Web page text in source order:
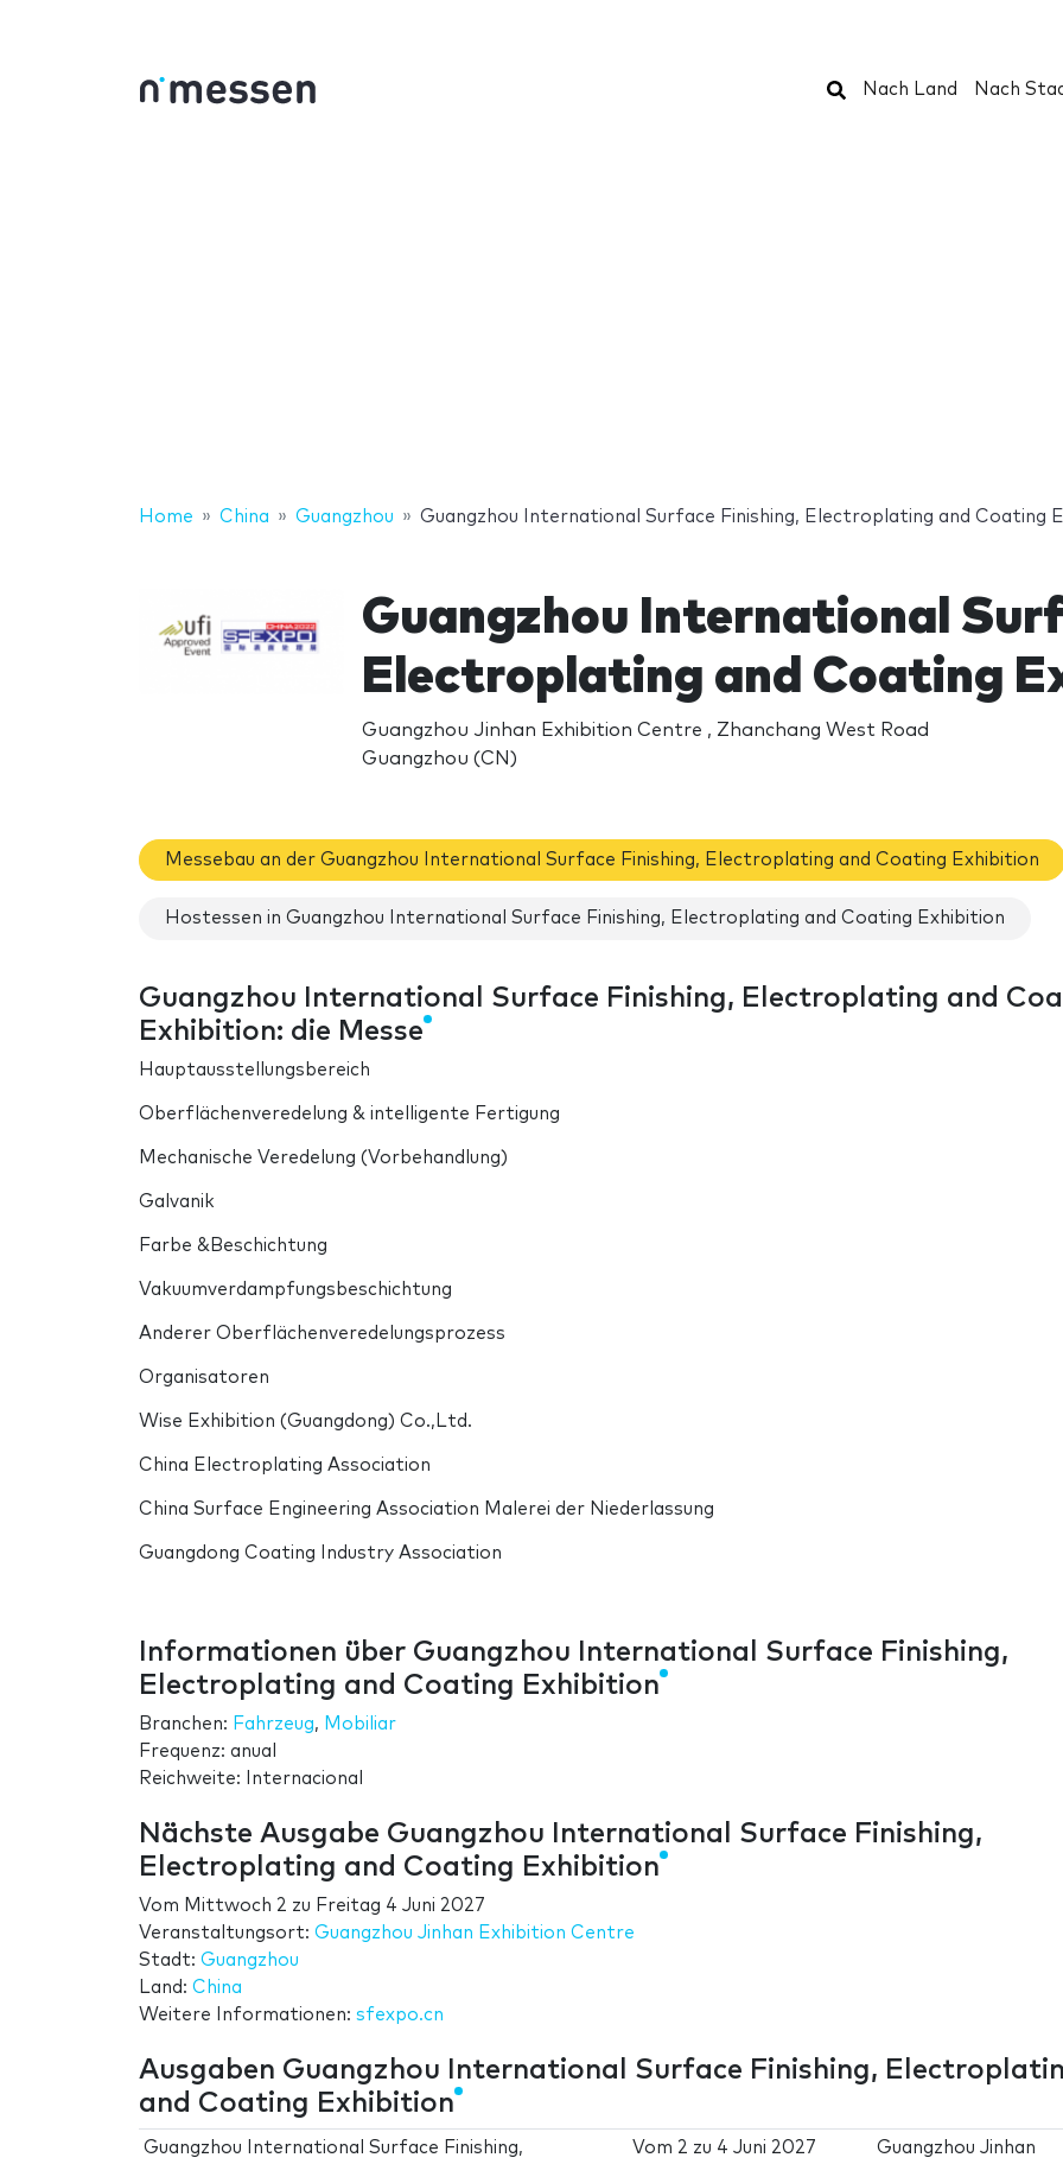
Suchen
Nach Land Nach
Home China Guangzhou Guangzhou International Surface Finishing, Electroplating and Coating
Guangzhou International
Electroplating and Coating
Guangzhou Jinhan Exhibition Centre , Zhanchang West Road
Guangzhou (CN)
Messebau an der Guangzhou International Surface Finishing, Electroplating and Coating Exhibition
Hostessen in Guangzhou International Surface Finishing, Electroplating and Coating Exhibition
Guangzhou International Surface Finishing, Electroplating and
Exhibition: die Messe
Hauptausstellungsbereich
Oberflächenveredelung & intelligente Fertigung
Mechanische Veredelung (Vorbehandlung)
Galvanik
Farbe &Beschichtung
Vakuumverdampfungsbeschichtung
Anderer Oberflächenveredelungsprozess
Organisatoren
Wise Exhibition (Guangdong) Co.,Ltd.
China Electroplating Association
China Surface Engineering Association Malerei der Niederlassung
Guangdong Coating Industry Association
Informationen über Guangzhou International Surface Finishing,
Electroplating and Coating Exhibition
Branchen: Fahrzeug, Mobiliar
Frequenz: anual
Reichweite: Internacional
Nächste Ausgabe Guangzhou International Surface Finishing,
Electroplating and Coating Exhibition
Vom Mittwoch 2 zu Freitag 4 Juni 2027
Veranstaltungsort: Guangzhou Jinhan Exhibition Centre
Stadt: Guangzhou
Land: China
Weitere Informationen: sfexpo.cn
Ausgaben Guangzhou International Surface Finishing,
and Coating Exhibition
Guangzhou International Surface Finishing,
Vom 2 zu 4 Juni 2027
Guangzhou Jinhan